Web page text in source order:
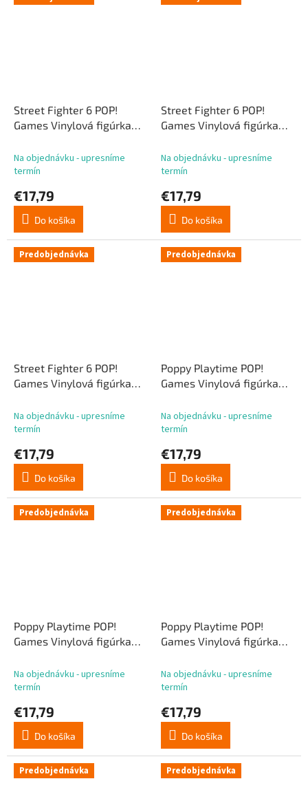
Street Fighter 6 POP!
Games Vinylová figúrka
Na objednávku - upresníme
termín
€17,79
Do košíka
Street Fighter 6 POP!
Games Vinylová figúrka
Na objednávku - upresníme
termín
€17,79
Do košíka
Predobjednávka
Street Fighter 6 POP!
Games Vinylová figúrka
Na objednávku - upresníme
termín
€17,79
Do košíka
Predobjednávka
Poppy Playtime POP!
Games Vinylová figúrka
Na objednávku - upresníme
termín
€17,79
Do košíka
Predobjednávka
Poppy Playtime POP!
Games Vinylová figúrka
Na objednávku - upresníme
termín
€17,79
Do košíka
Predobjednávka
Poppy Playtime POP!
Games Vinylová figúrka
Na objednávku - upresníme
termín
€17,79
Do košíka
Predobjednávka Predobjednávka